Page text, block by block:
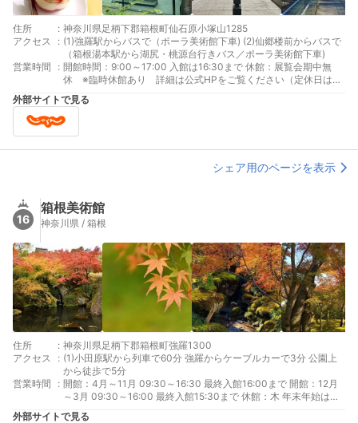
住所 : 神奈川県足柄下郡箱根町仙石原小塚山1285
アクセス
: (1)強羅駅からバスで（ポーラ美術館下車) (2)仙郷楼前からバスで
（箱根湯本駅から湖尻・桃源台行きバス／ポーラ美術館下車)
営業時間
: 開館時間：9:00～17:00 入館は16:30まで 休館：展覧会期中無
休 ※臨時休館あり 詳細は公式HPをご覧ください（定休日はあ
りませんが、表記変更をしております））
外部サイトで見る
シェア用のページを表示
16
箱根美術館
神奈川県 / 箱根
住所 : 神奈川県足柄下郡箱根町強羅1300
アクセス
: (1)小田原駅から列車で60分 強羅からケーブルカーで3分 公園上
から徒歩で5分
営業時間
: 開館：4月～11月 09:30～16:30 最終入館16:00まで 開館：12月
～3月 09:30～16:00 最終入館15:30まで 休館：木 年末年始は休
館
外部サイトで見る